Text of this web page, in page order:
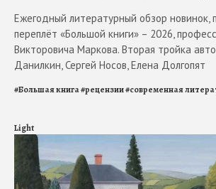
Ежегодный литературный обзор новинок,
переплёт «Большой книги» – 2026,
Викторовича Маркова. Вторая тройка
Данилкин, Сергей Носов, Елена Долгопят
#Большая книга#рецензии#современная
Light